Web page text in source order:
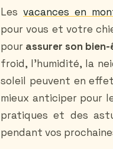
Les vacances en
pour vous et votre
pour assurer son
froid, l'humidité, la
soleil peuvent en
mieux anticiper pour
pratiques et des
pendant vos